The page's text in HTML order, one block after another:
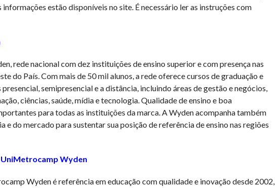
estão disponíveis no site. É necessário ler as instruções com
rede nacional com dez instituições de ensino superior e com presença nas
do País. Com mais de 50 mil alunos, a rede oferece cursos de graduação e
semipresencial e a distância, incluindo áreas de gestão e negócios,
ciências, saúde, mídia e tecnologia. Qualidade de ensino e boa
para todas as instituições da marca. A Wyden acompanha também
e do mercado para sustentar sua posição de referência de ensino nas regiões
Wyden
Wyden é referência em educação com qualidade e inovação desde 2002,